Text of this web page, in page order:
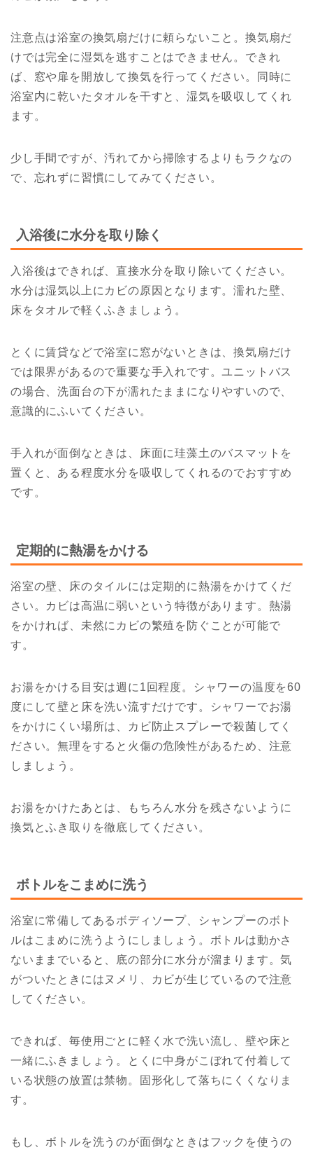
注意点は浴室の換気扇だけに頼らないこと。換気扇だ
けでは完全に湿気を逃すことはできません。できれ
ば、窓や扉を開放して換気を行ってください。同時に
浴室内に乾いたタオルを干すと、湿気を吸収してくれ
ます。
少し手間ですが、汚れてから掃除するよりもラクなの
で、忘れずに習慣にしてみてください。
入浴後に水分を取り除く
入浴後はできれば、直接水分を取り除いてください。
水分は湿気以上にカビの原因となります。濡れた壁、
床をタオルで軽くふきましょう。
とくに賃貸などで浴室に窓がないときは、換気扇だけ
では限界があるので重要な手入れです。ユニットバス
の場合、洗面台の下が濡れたままになりやすいので、
意識的にふいてください。
手入れが面倒なときは、床面に珪藻土のバスマットを
置くと、ある程度水分を吸収してくれるのでおすすめ
です。
定期的に熱湯をかける
浴室の壁、床のタイルには定期的に熱湯をかけてくだ
さい。カビは高温に弱いという特徴があります。熱湯
をかければ、未然にカビの繁殖を防ぐことが可能で
す。
お湯をかける目安は週に1回程度。シャワーの温度を60
度にして壁と床を洗い流すだけです。シャワーでお湯
をかけにくい場所は、カビ防止スプレーで殺菌してく
ださい。無理をすると火傷の危険性があるため、注意
しましょう。
お湯をかけたあとは、もちろん水分を残さないように
換気とふき取りを徹底してください。
ボトルをこまめに洗う
浴室に常備してあるボディソープ、シャンプーのボト
ルはこまめに洗うようにしましょう。ボトルは動かさ
ないままでいると、底の部分に水分が溜まります。気
がついたときにはヌメリ、カビが生じているので注意
してください。
できれば、毎使用ごとに軽く水で洗い流し、壁や床と
一緒にふきましょう。とくに中身がこぼれて付着して
いる状態の放置は禁物。固形化して落ちにくくなりま
す。
もし、ボトルを洗うのが面倒なときはフックを使うの